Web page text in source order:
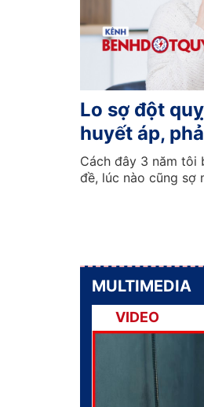
Lo sợ đột
huyết áp,
Cách đây 3 năm
đề, lúc nào cũng sợ
MULTIMEDIA
VIDEO